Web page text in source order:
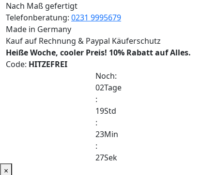
Nach Maß gefertigt
Telefonberatung: 0231 9995679
Made in Germany
Kauf auf Rechnung & Paypal Käuferschutz
Heiße Woche, cooler Preis! 10% Rabatt auf Alles.
Code: HITZEFREI
Noch:
02Tage
:
19Std
:
23Min
:
27Sek
×